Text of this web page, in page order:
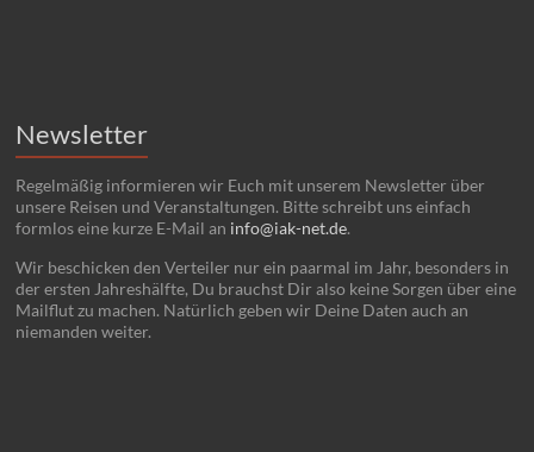
Newsletter
Regelmäßig informieren wir Euch mit unserem Newsletter über
unsere Reisen und Veranstaltungen. Bitte schreibt uns einfach
formlos eine kurze E-Mail an info@iak-net.de.
Wir beschicken den Verteiler nur ein paarmal im Jahr, besonders in
der ersten Jahreshälfte, Du brauchst Dir also keine Sorgen über eine
Mailflut zu machen. Natürlich geben wir Deine Daten auch an
niemanden weiter.